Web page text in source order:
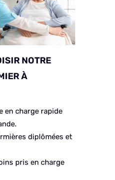
NOTRE
À
en charge rapide
diplômées et
pris en charge